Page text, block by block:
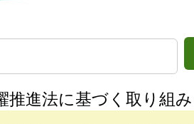
推進法に基づく取り組み